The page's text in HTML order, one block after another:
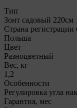
Тип
Зонт садовый 220см
Страна регистрации
Польша
Цвет
Разноцветный
Вес, кг
1,2
Особенности
Регулировка угла
Гарантия, мес